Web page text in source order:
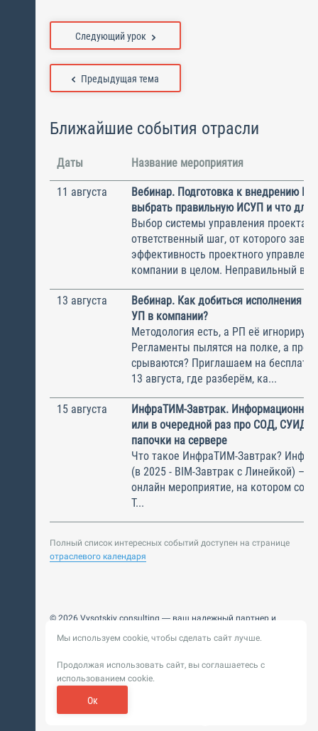
Предыдущая тема
Следующий урок
Ближайшие события отрасли
Даты Название мероприятия
11 августа
Вебинар. Подготовка к внедрению
выбрать правильную ИСУП и что для
Выбор системы управления
ответственный шаг, от которого
эффективность проектного
компании в целом. Неправильный
13 августа
Вебинар. Как добиться исполнения
УП в компании?
Методология есть, а РП её
Регламенты пылятся на полке, а
срываются? Приглашаем на
13 августа, где разберём, ка...
15 августа
ИнфраТИМ-Завтрак.
или в очередной раз про СОД, СУИД и
папочки на сервере
Что такое ИнфраТИМ-Завтрак?
(в 2025 - BIM-Завтрак с Линейкой) –
онлайн мероприятие, на котором
Т...
Полный список интересных событий доступен на странице
отраслевого календаря
© 2026 Vysotskiy consulting — ваш надежный партнер и
Цифровизация, BIM, ИИ. Внедряем и оптимизируем
Пользовательское
соглашение
Политика обработки персональных
данных
Разработка сайта —
Мы используем cookie, чтобы сделать сайт лучше.
Продолжая использовать сайт, вы соглашаетесь с
использованием cookie.
Ок